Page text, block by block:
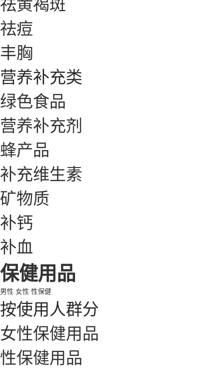
祛痘
丰胸
营养补充类
绿色食品
营养补充剂
蜂产品
补充维生素
矿物质
补钙
补血
保健用品
男性 女性 性保健
按使用人群分
女性保健用品
性保健用品